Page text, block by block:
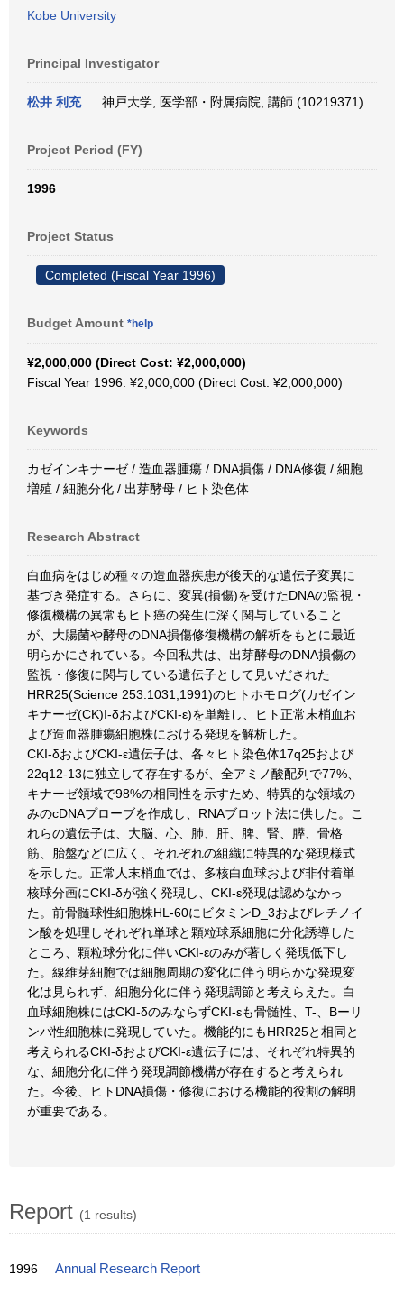
Kobe University
Principal Investigator
松井 利充 神戸大学, 医学部・附属病院, 講師 (10219371)
Project Period (FY)
1996
Project Status
Completed (Fiscal Year 1996)
Budget Amount *help
¥2,000,000 (Direct Cost: ¥2,000,000)
Fiscal Year 1996: ¥2,000,000 (Direct Cost: ¥2,000,000)
Keywords
カゼインキナーゼ / 造血器腫瘍 / DNA損傷 / DNA修復 / 細胞
増殖 / 細胞分化 / 出芽酵母 / ヒト染色体
Research Abstract
白血病をはじめ種々の造血器疾患が後天的な遺伝子変異に
基づき発症する。さらに、変異(損傷)を受けたDNAの監視・
修復機構の異常もヒト癌の発生に深く関与していること
が、大腸菌や酵母のDNA損傷修復機構の解析をもとに最近
明らかにされている。今回私共は、出芽酵母のDNA損傷の
監視・修復に関与している遺伝子として見いだされた
HRR25(Science 253:1031,1991)のヒトホモログ(カゼイン
キナーゼ(CK)I-δおよびCKI-ε)を単離し、ヒト正常末梢血お
よび造血器腫瘍細胞株における発現を解析した。
CKI-δおよびCKI-ε遺伝子は、各々ヒト染色体17q25および
22q12-13に独立して存在するが、全アミノ酸配列で77%、
キナーゼ領域で98%の相同性を示すため、特異的な領域の
みのcDNAプローブを作成し、RNAブロット法に供した。こ
れらの遺伝子は、大脳、心、肺、肝、脾、腎、膵、骨格
筋、胎盤などに広く、それぞれの組織に特異的な発現様式
を示した。正常人末梢血では、多核白血球および非付着単
核球分画にCKI-δが強く発現し、CKI-ε発現は認めなかっ
た。前骨髄球性細胞株HL-60にビタミンD_3およびレチノイ
ン酸を処理しそれぞれ単球と顆粒球系細胞に分化誘導した
ところ、顆粒球分化に伴いCKI-εのみが著しく発現低下し
た。線維芽細胞では細胞周期の変化に伴う明らかな発現変
化は見られず、細胞分化に伴う発現調節と考えらえた。白
血球細胞株にはCKI-δのみならずCKI-εも骨髄性、T-、Bーリ
ンパ性細胞株に発現していた。機能的にもHRR25と相同と
考えられるCKI-δおよびCKI-ε遺伝子には、それぞれ特異的
な、細胞分化に伴う発現調節機構が存在すると考えられ
た。今後、ヒトDNA損傷・修復における機能的役割の解明
が重要である。
Report (1 results)
1996 Annual Research Report